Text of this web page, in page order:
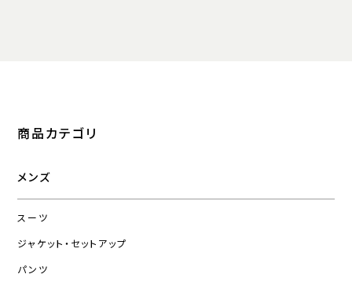
商品カテゴリ
メンズ
スーツ
ジャケット・セットアップ
パンツ